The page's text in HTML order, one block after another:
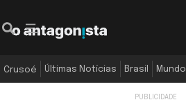
Crusoé Últimas Notícias Brasil Mundo